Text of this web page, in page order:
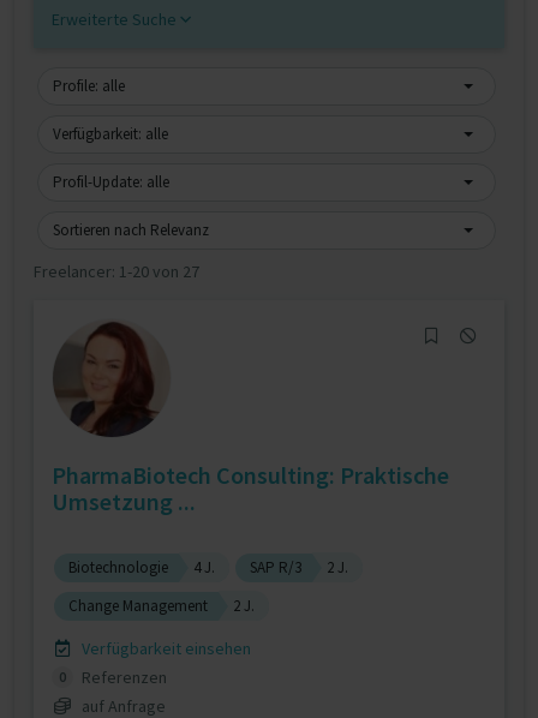
Erweiterte Suche
Profile: alle
Verfügbarkeit: alle
Profil-Update: alle
Sortieren nach Relevanz
Freelancer: 1-20 von 27
PharmaBiotech Consulting: Praktische
Umsetzung ...
Biotechnologie 4 J. SAP R/3
2 J.
Change Management
2 J.
Verfügbarkeit einsehen
0
Referenzen
auf Anfrage